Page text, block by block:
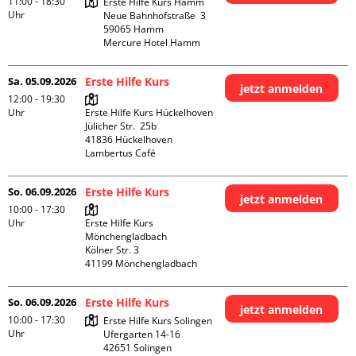
Uhr
Neue Bahnhofstraße  3
59065 Hamm
Mercure Hotel Hamm
Sa. 05.09.2026
12:00 - 19:30
Uhr
Erste Hilfe Kurs
Erste Hilfe Kurs Hückelhoven
Jülicher Str.  25b
41836 Hückelhoven
Lambertus Café
jetzt anmelden
So. 06.09.2026
10:00 - 17:30
Uhr
Erste Hilfe Kurs
Erste Hilfe Kurs
Mönchengladbach
Kölner Str. 3
jetzt anmelden
So. 06.09.2026
10:00 - 17:30
Uhr
Erste Hilfe Kurs
Erste Hilfe Kurs Solingen
Ufergarten 14-16
42651 Solingen
jetzt anmelden